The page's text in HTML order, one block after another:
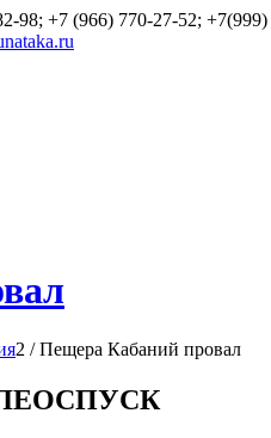
98; +7 (966) 770-27-52;
2 / Пещера Кабаний провал